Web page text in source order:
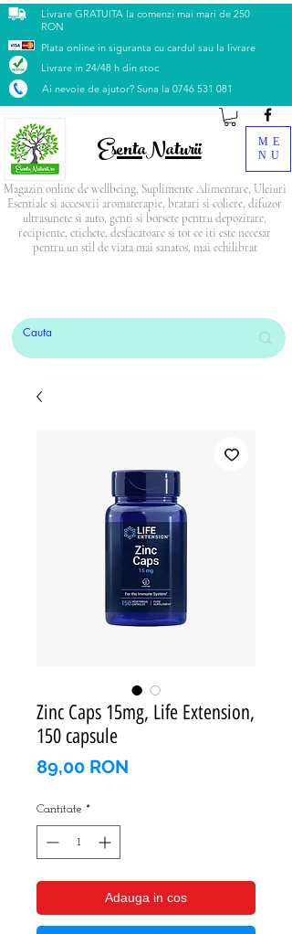
EsentaNaturii
Livrare GRATUITA la comenzi mai mari de 250
RON
Plata online in siguranta cu cardul sau la livrare
Livrare in 24/48 h din stoc
Ai nevoie de ajutor? Suna la 0746 531 081
ME
NU
Magazin online de wellbeing, Suplimente Alimentare, Uleiuri
Esentiale si accesorii aromaterapie, bratari si coliere, difuzor
ultrasunete si auto, genti si borsete pentru depozitare,
recipiente, etichete, desfacatoare si tot ce iti este necesar
pentru un stil de viata mai sanatos, mai echilibrat
Zinc Caps 15mg, Life Extension,
150 capsule
89,00 RON
Cantitate *
Adauga in cos